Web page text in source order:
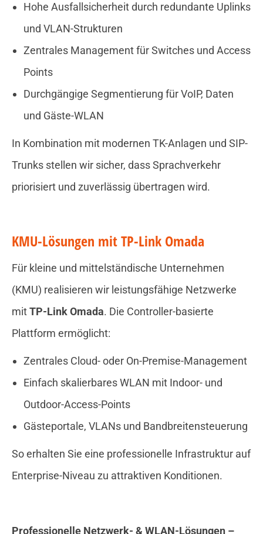
Hohe Ausfallsicherheit durch redundante Uplinks
und VLAN-Strukturen
Zentrales Management für Switches und Access
Points
Durchgängige Segmentierung für VoIP, Daten
und Gäste-WLAN
In Kombination mit modernen TK-Anlagen und SIP-
Trunks stellen wir sicher, dass Sprachverkehr
priorisiert und zuverlässig übertragen wird.
KMU-Lösungen mit TP-Link Omada
Für kleine und mittelständische Unternehmen
(KMU) realisieren wir leistungsfähige Netzwerke
mitTP-Link Omada. Die Controller-basierte
Plattform ermöglicht:
Zentrales Cloud- oder On-Premise-Management
Einfach skalierbares WLAN mit Indoor- und
Outdoor-Access-Points
Gästeportale, VLANs und Bandbreitensteuerung
So erhalten Sie eine professionelle Infrastruktur auf
Enterprise-Niveau zu attraktiven Konditionen.
Professionelle Netzwerk- & WLAN-Lösungen –